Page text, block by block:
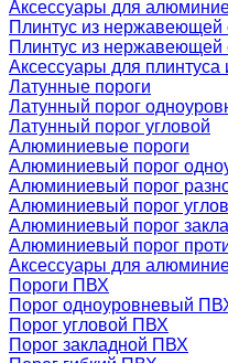
Аксессуары для
Плинтус из нержавеющей
Плинтус из нержавеющей
Аксессуары для
Латунные пороги
Латунный порог
Латунный порог угловой
Алюминиевые пороги
Алюминиевый порог
Алюминиевый порог
Алюминиевый порог
Алюминиевый порог
Алюминиевый порог
Аксессуары для
Пороги ПВХ
Порог одноуровневый
Порог угловой ПВХ
Порог закладной ПВХ